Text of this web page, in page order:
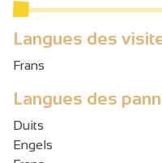
Langues des
Frans
Langues des
Duits
Engels